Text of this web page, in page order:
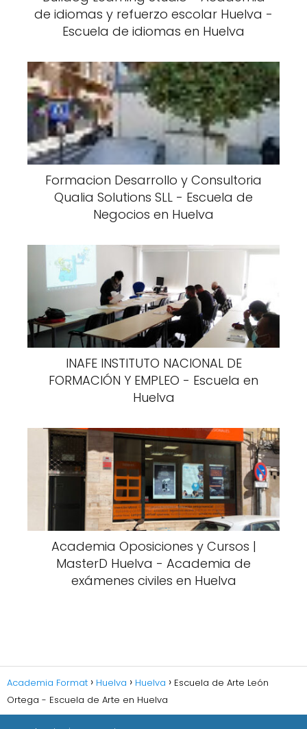
de idiomas y refuerzo escolar Huelva -
Escuela de idiomas en Huelva
Formacion Desarrollo y Consultoria
Qualia Solutions SLL - Escuela de
Negocios en Huelva
INAFE INSTITUTO NACIONAL DE
FORMACIÓN Y EMPLEO - Escuela en
Huelva
Academia Oposiciones y Cursos |
MasterD Huelva - Academia de
exámenes civiles en Huelva
Academia Format Huelva Huelva
Escuela de Arte León
Ortega - Escuela de Arte en Huelva